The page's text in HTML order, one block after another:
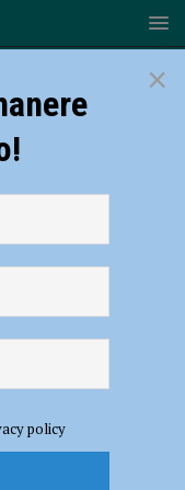
la scultura “Man
×
policy